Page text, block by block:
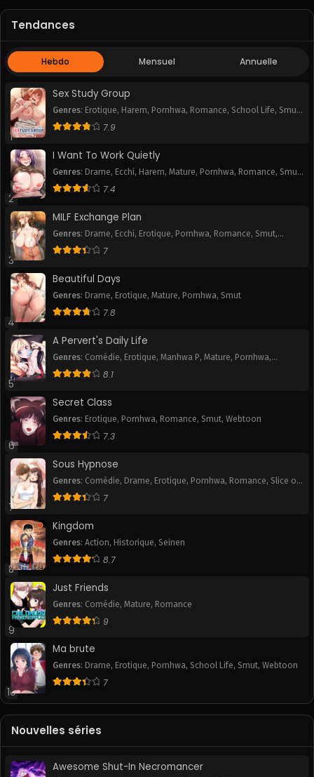
Chapitre 26
September 30, 2025 September 30, 2025
Chapitre 24
September 30, 2025
Chapitre 22
September 30, 2025
Chapitre 21
Chapitre 20
September 30, 2025 September 30, 2025
September 30, 2025
Chapitre 16
September 30, 2025
Chapitre 14
September 30, 2025
Chapitre 13
Chapitre 12
September 30, 2025 September 30, 2025
Chapitre 10
September 30, 2025
Chapitre 8
September 30, 2025
Chapitre 7
Chapitre 6
September 30, 2025 September 30, 2025
September 30, 2025
Chapitre 2
September 30, 2025
Tendances
Hebdo Mensuel Annuelle
1
Sex Study Group
Genres: Erotique, Harem, Pornhwa, Romance, School Life, Smut,
Webtoon
7.9
2
I Want To Work Quietly
Genres: Drame, Ecchi, Harem, Mature, Pornhwa, Romance, Smut,
Webtoon
7.4
3
MILF Exchange Plan
Genres: Drame, Ecchi, Erotique, Pornhwa, Romance, Smut,
Webtoon
7
4
Beautiful Days
Genres: Drame, Erotique, Mature, Pornhwa, Smut
7.8
5
A Pervert's Daily Life
Genres: Comédie, Erotique, Manhwa P, Mature, Pornhwa,
Romance,Slice of Life
8.1
6
Secret Class
Genres: Erotique, Pornhwa, Romance, Smut, Webtoon
7.3
7
Sous Hypnose
Genres: Comédie, Drame, Erotique, Pornhwa, Romance, Slice of
Life,Smut 7
8
Kingdom
Genres: Action, Historique, Seinen
8.7
9
Just Friends
Genres: Comédie, Mature, Romance
9
10
Ma brute
Genres: Drame, Erotique, Pornhwa, School Life, Smut, Webtoon
7
Nouvelles séries
Awesome Shut-In Necromancer